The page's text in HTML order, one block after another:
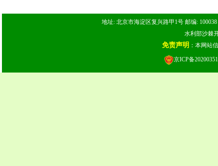
地址: 北京市海淀区复兴路甲1号 邮编:
水利部沙棘
免责声明 ：本网站
京ICP备